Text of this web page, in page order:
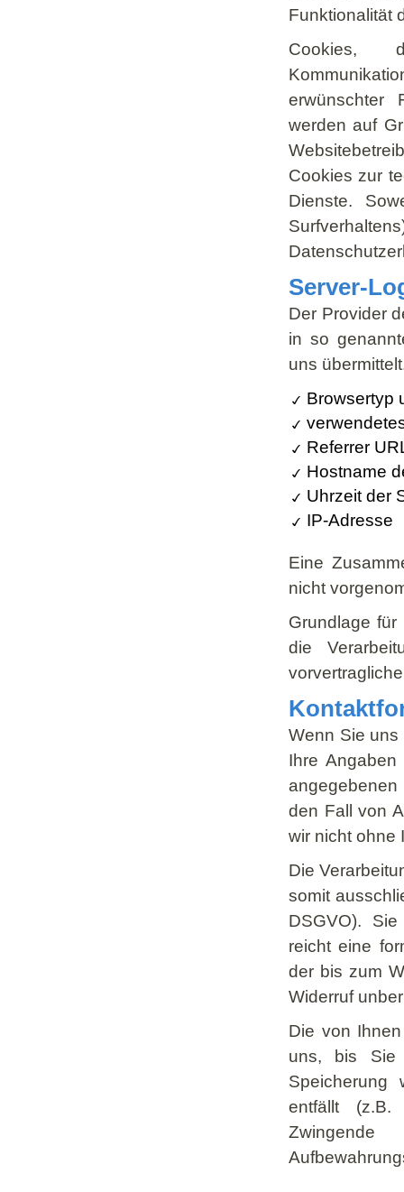
Funktionalität
Cookies,
erwünschter
werden auf
Cookies zur
Dienste.
Server-
Der Provider
in so
uns
Browsertyp
Referrer
Hostname
Uhrzeit der
IP-Adresse
Eine
nicht
Grundlage
die
Wenn Sie uns
Ihre
den Fall von
wir nicht ohne
Die
somit
DSGVO).
reicht eine
der bis zum
Widerruf
Die von
uns, bis Sie
Speicherung
entfällt (z.B.